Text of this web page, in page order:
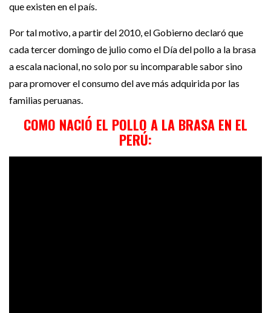
que existen en el país.
Por tal motivo, a partir del 2010, el Gobierno declaró que
cada tercer domingo de julio como el Día del pollo a la brasa
a escala nacional, no solo por su incomparable sabor sino
para promover el consumo del ave más adquirida por las
familias peruanas.
COMO NACIÓ EL POLLO A LA BRASA EN EL
PERÚ: